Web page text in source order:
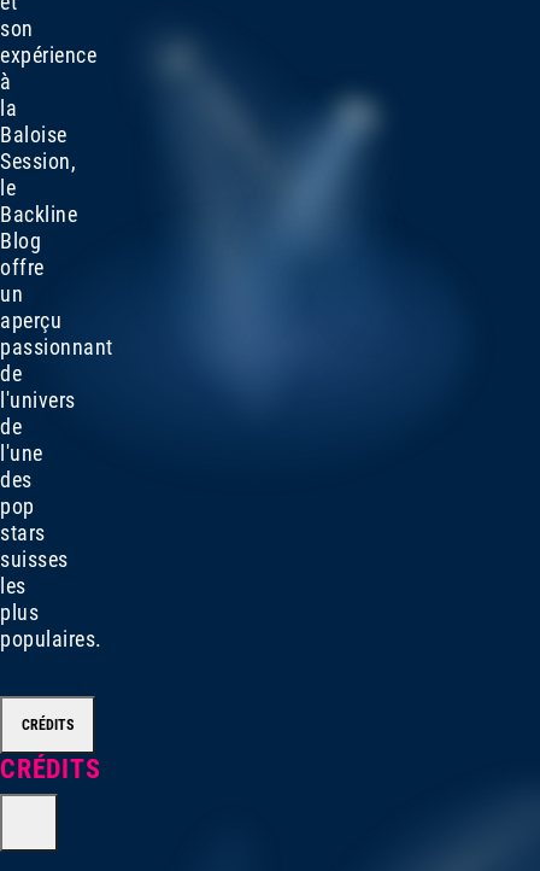
son
expérience
à
la
Baloise
Session,
le
Backline
Blog
offre
un
aperçu
passionnant
de
l'univers
de
l'une
des
pop
stars
suisses
les
plus
populaires.
CRÉDITS
CRÉDITS